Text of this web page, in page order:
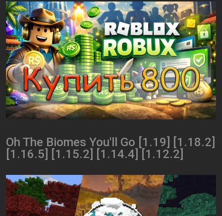
Oh The Biomes You'll Go [1.19] [1.18.2]
[1.16.5] [1.15.2] [1.14.4] [1.12.2]